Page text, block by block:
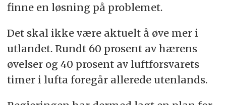
finne en løsning på problemet.
Det skal ikke være aktuelt å øve mer i
utlandet. Rundt 60 prosent av hærens
øvelser og 40 prosent av luftforsvarets
timer i lufta foregår allerede utenlands.